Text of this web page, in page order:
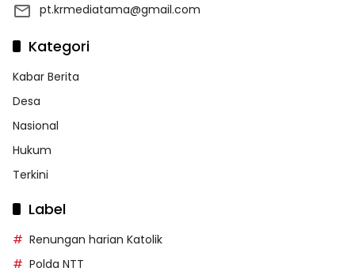
pt.krmediatama@gmail.com
Kategori
Kabar Berita
Desa
Nasional
Hukum
Terkini
Label
Renungan harian Katolik
Polda NTT